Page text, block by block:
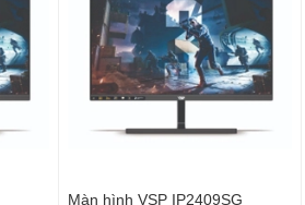
Màn hình VSP IP2409SG